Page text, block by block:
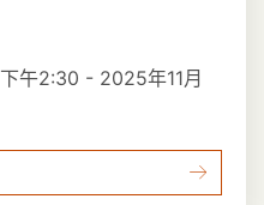
午2:30 - 2025年11月